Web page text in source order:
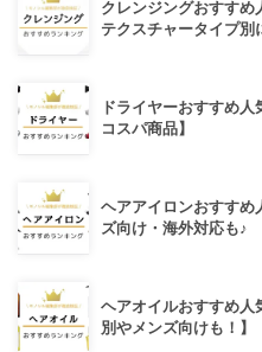
クレンジングおすす
テクスチャータイプ別
ドライヤーおすすめ
コスパ商品】
ヘアアイロンおすすめ
ズ向け・海外対応も♪
ヘアオイルおすすめ人
別やメンズ向けも！】